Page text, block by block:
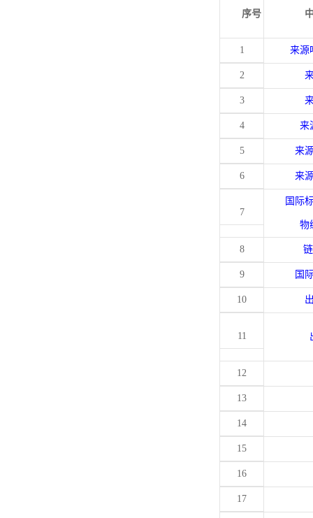
序号
1 来源
2
3
4 来
5 来
6 来
7
国际
物
8
9 国
10
11
12
13
14
15
16
17